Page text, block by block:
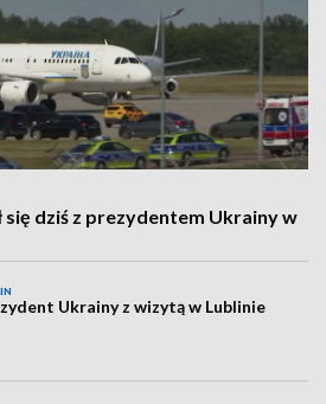
się dziś z prezydentem Ukrainy w
Ukrainy z wizytą w Lublinie